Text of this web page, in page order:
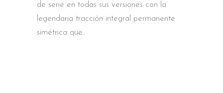
de serie en todas sus versiones con la
legendaria tracción integral permanente
simétrica que